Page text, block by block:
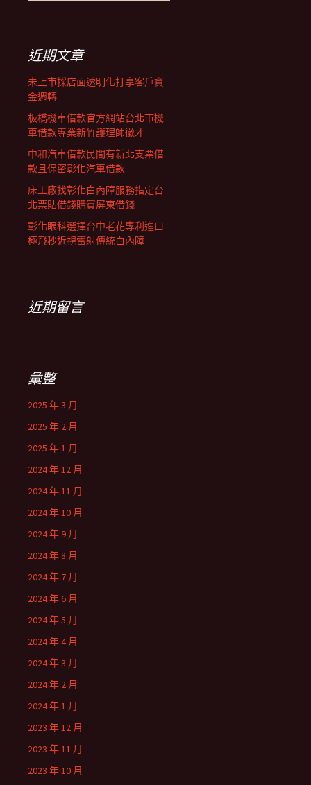
列近期文章
未上市採店面透明化打享客戶資
金週轉
板橋機車借款官方網站台北市機
車借款專業新竹護理師徵才
中和汽車借款民間有新北支票借
款且保密彰化汽車借款
床工廠找彰化白內障服務指定台
北票貼借錢購買屏東借錢
彰化眼科選擇台中老花專利進口
極飛秒近視雷射傳統白內障
近期留言
彙整
2025 年 3 月
2025 年 2 月
2025 年 1 月
2024 年 12 月
2024 年 11 月
2024 年 10 月
2024 年 9 月
2024 年 8 月
2024 年 7 月
2024 年 6 月
2024 年 5 月
2024 年 4 月
2024 年 3 月
2024 年 2 月
2024 年 1 月
2023 年 12 月
2023 年 11 月
2023 年 10 月